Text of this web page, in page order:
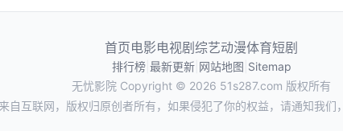
首页电影电视剧 综艺动漫体育短剧
排行榜| 最新更新| 网站地图 Sitemap
无忧影院 Copyright © 2026 51s287.com 版权所有
自互联网，版权归原创者所有，如果侵犯了你的权益，请通知我们